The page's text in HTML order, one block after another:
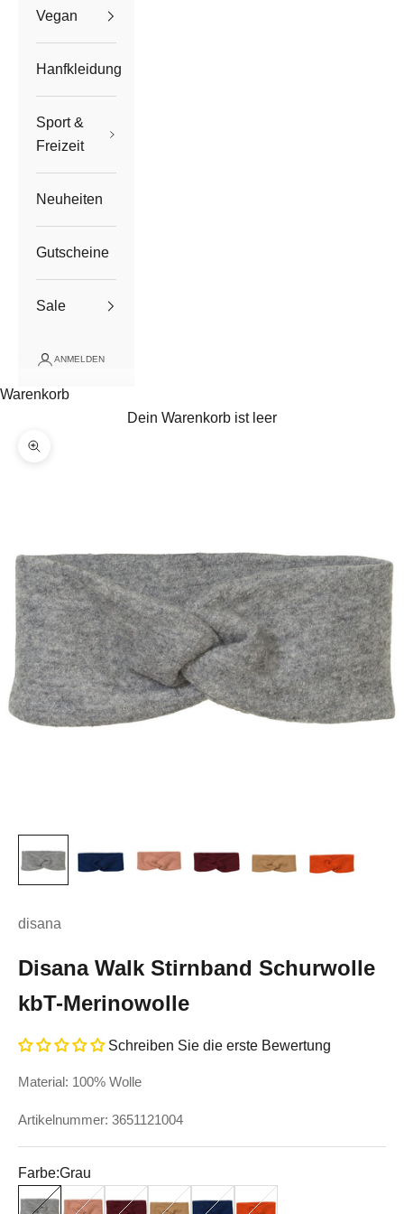
Vegan
Hanfkleidung
Sport &
Freizeit
Neuheiten
Gutscheine
Sale
ANMELDEN
Warenkorb
Dein Warenkorb ist leer
Bild vergrößern
disana
Disana Walk Stirnband Schurwolle
kbT-Merinowolle
Schreiben Sie die erste Bewertung
Material: 100% Wolle
Artikelnummer: 3651121004
Farbe:Grau
Grau
Rose Cassis KaramellMarineblau
Orange